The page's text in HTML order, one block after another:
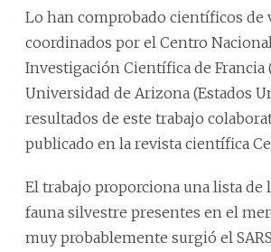
Lo han comprobado científicos de
coordinados por el Centro
Investigación Científica de Francia
Universidad de Arizona (Estados
resultados de este trabajo
publicado en la revista científica
El trabajo proporciona una lista de
fauna silvestre presentes en el
muy probablemente surgió el